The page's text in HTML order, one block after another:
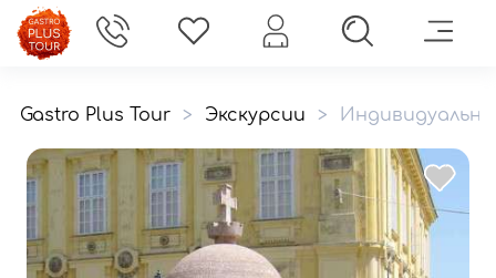
Gastro Plus Tour > Экскурсии >